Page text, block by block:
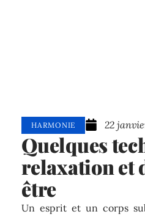
HARMONIE 22
Quelques
relaxation et
être
Un esprit et un corps